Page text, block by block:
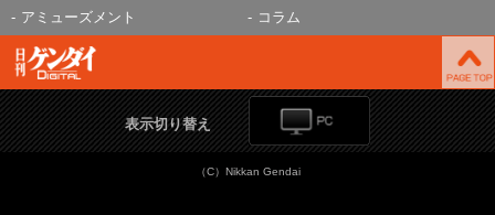
アミューズメント
コラム
表示切り替え
（C）Nikkan Gendai